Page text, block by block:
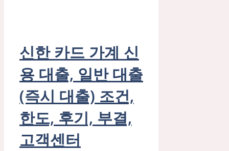
신한 카드 가계 신
용 대출, 일반 대출
(즉시 대출) 조건,
한도, 후기, 부결,
고객센터